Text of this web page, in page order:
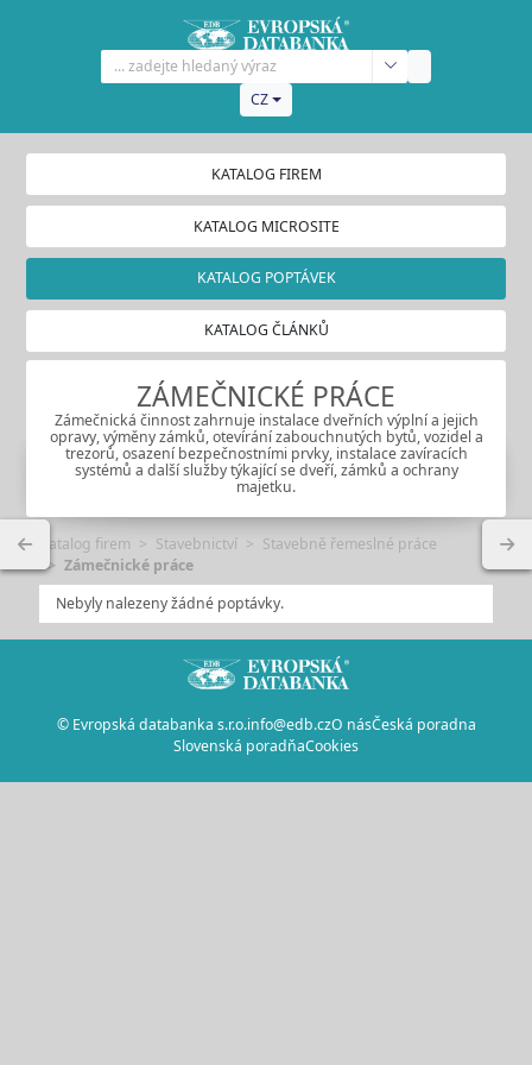
CZ
KATALOG FIREM
KATALOG MICROSITE
KATALOG POPTÁVEK
KATALOG ČLÁNKŮ
ZÁMEČNICKÉ PRÁCE
Zámečnická činnost zahrnuje instalace dveřních výplní a jejich
opravy, výměny zámků, otevírání zabouchnutých bytů, vozidel a
trezorů, osazení bezpečnostními prvky, instalace zavíracích
systémů a další služby týkající se dveří, zámků a ochrany
majetku.
Katalog firem Stavebnictví
Stavebně řemeslné práce
Zámečnické práce
Nebyly nalezeny žádné poptávky.
© Evropská databanka s.r.o.info@edb.czO násČeská poradna
Slovenská poradňaCookies